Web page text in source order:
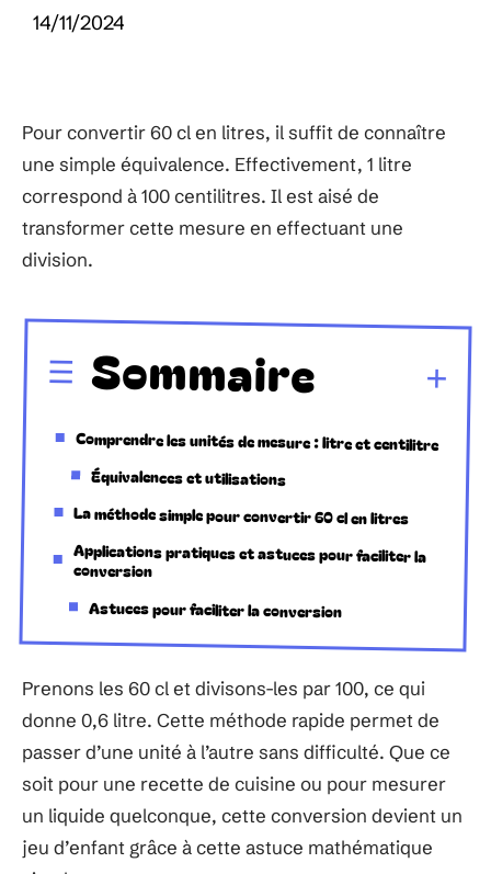
14/11/2024
Pour convertir 60 cl en litres, il suffit de connaître
une simple équivalence. Effectivement, 1 litre
correspond à 100 centilitres. Il est aisé de
transformer cette mesure en effectuant une
division.
Sommaire
Comprendre les unités de mesure : litre et centilitre
Équivalences et utilisations
La méthode simple pour convertir 60 cl en litres
Applications pratiques et astuces pour faciliter la
conversion
Astuces pour faciliter la conversion
Prenons les 60 cl et divisons-les par 100, ce qui
donne 0,6 litre. Cette méthode rapide permet de
passer d’une unité à l’autre sans difficulté. Que ce
soit pour une recette de cuisine ou pour mesurer
un liquide quelconque, cette conversion devient un
jeu d’enfant grâce à cette astuce mathématique